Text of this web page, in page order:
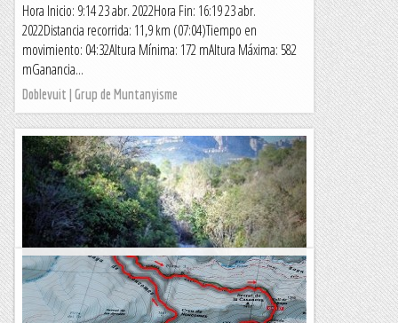
Hora Inicio: 9:14 23 abr. 2022Hora Fin: 16:19 23 abr.
2022Distancia recorrida: 11,9 km (07:04)Tiempo en
movimiento: 04:32Altura Mínima: 172 mAltura Máxima: 582
mGanancia...
Doblevuit | Grup de Muntanyisme
Monistrol : circular estrambòtica